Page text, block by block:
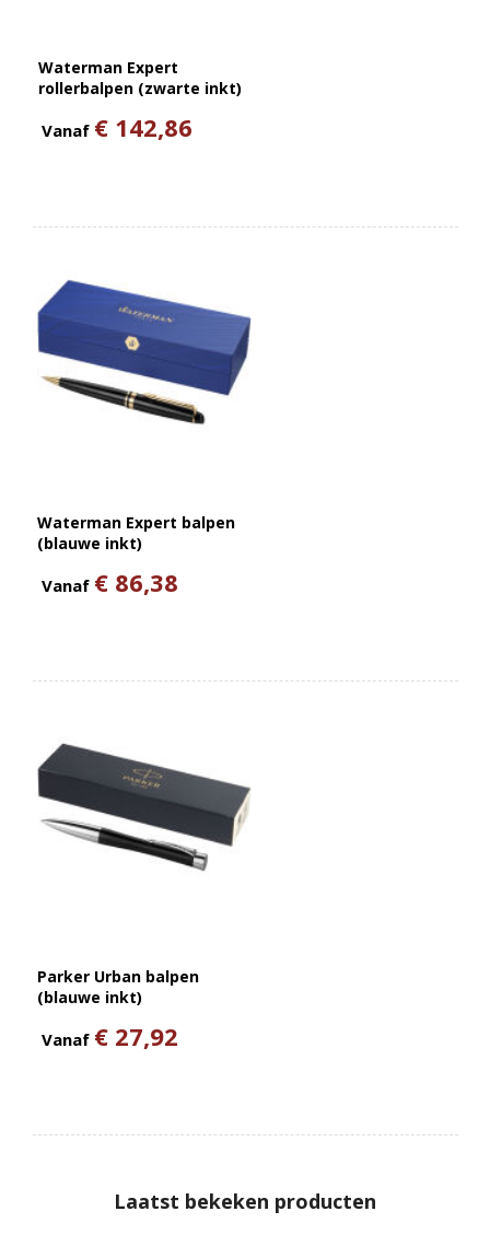
Waterman Expert
rollerbalpen (zwarte inkt)
Vanaf € 142,86
Waterman Expert balpen
(blauwe inkt)
Vanaf € 86,38
Parker Urban balpen
(blauwe inkt)
Vanaf € 27,92
Laatst bekeken producten